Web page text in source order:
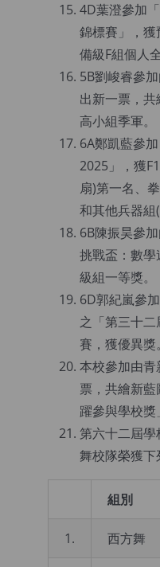
4D葉澄參加
錦標賽」，
備級F組個人
5B劉峻睿參
出新一票，
高小組季軍。
6A鄭凱藍參
2025」，獲
扇)第一名、
和其他兵器組
6B陳振昊參
挑戰盃：數
級組一等獎。
6D郭紀嵐參
之「第三十
賽，獲優異獎。
本校參加由
票，共繪新
躍參與學校獎
第六十二屆
舞校隊榮獲下
組別
1. 西方舞